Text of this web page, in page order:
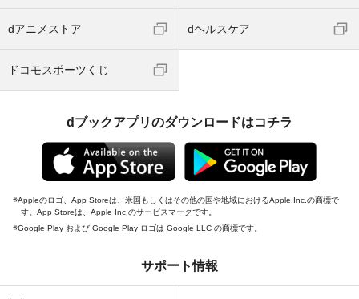
dアニメストア dヘルスケア
ドコモスポーツくじ
dブックアプリのダウンロードはコチラ
Appleのロゴ、App Storeは、米国もしくはその他の国や地域におけるApple Inc.の商標で
す。App Storeは、Apple Inc.のサービスマークです。
Google Play および Google Play ロゴは Google LLC の商標です。
サポート情報